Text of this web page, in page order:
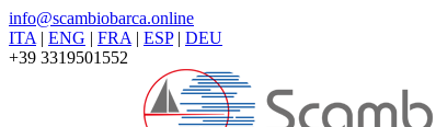
info@scambiobarca.online
ITA | ENG | FRA | ESP| DEU
+39 3319501552